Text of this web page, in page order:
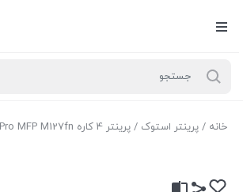
خانه / پرینتر استوک / پرینتر 4 کاره HP LaserJet Pro MFP M127fn